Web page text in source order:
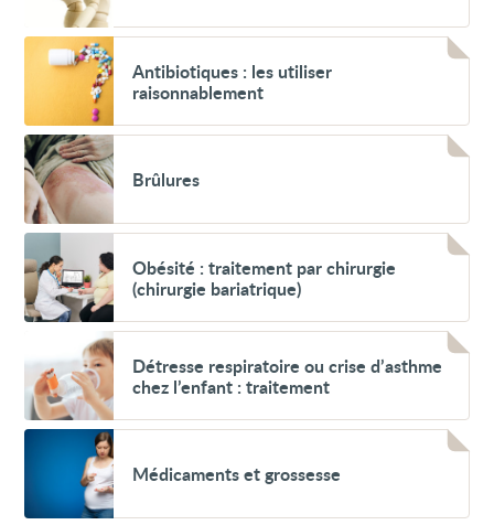
Voir
Antibiotiques :
raisonnablement
Antibiotiques : les utiliser
raisonnablement
Voir
Brûlures
Brûlures
Voir
Obésité
:
traitement
par
(chirurgie
bariatrique)
Obésité : traitement par chirurgie
(chirurgie bariatrique)
Détresse
respiratoire
ou
crise
d’asthme
traitement
Détresse respiratoire ou crise d’asthme
chez l’enfant : traitement
Voir
Médicaments
grossesse
Médicaments et grossesse